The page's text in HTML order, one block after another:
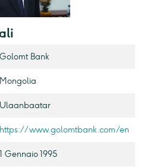
Golomt Bank
Mongolia
Ulaanbaatar
https://www.golomtbank.com/en
1 Gennaio 1995